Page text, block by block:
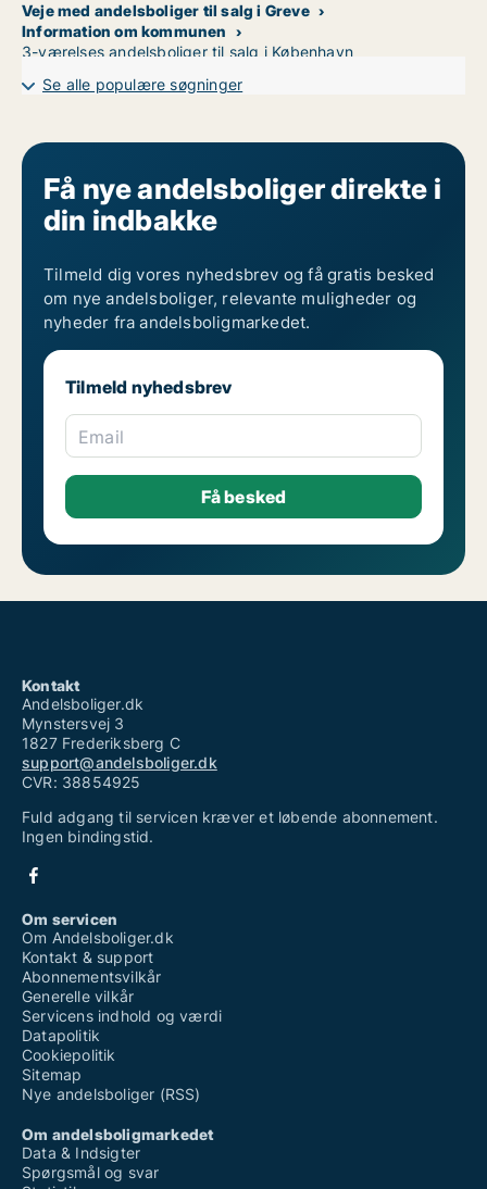
Veje med andelsboliger til salg i Greve
Information om kommunen
3-værelses andelsboliger til salg i København
Se alle populære søgninger
Få nye andelsboliger direkte i
din indbakke
Tilmeld dig vores nyhedsbrev og få gratis besked
om nye andelsboliger, relevante muligheder og
nyheder fra andelsboligmarkedet.
Tilmeld nyhedsbrev
Email
Kontakt
Andelsboliger.dk
Mynstersvej 3
1827 Frederiksberg C
support@andelsboliger.dk
CVR: 38854925
Fuld adgang til servicen kræver et løbende abonnement.
Ingen bindingstid.
Om servicen
Om Andelsboliger.dk
Kontakt & support
Abonnementsvilkår
Generelle vilkår
Servicens indhold og værdi
Datapolitik
Cookiepolitik
Sitemap
Nye andelsboliger (RSS)
Om andelsboligmarkedet
Data & Indsigter
Spørgsmål og svar